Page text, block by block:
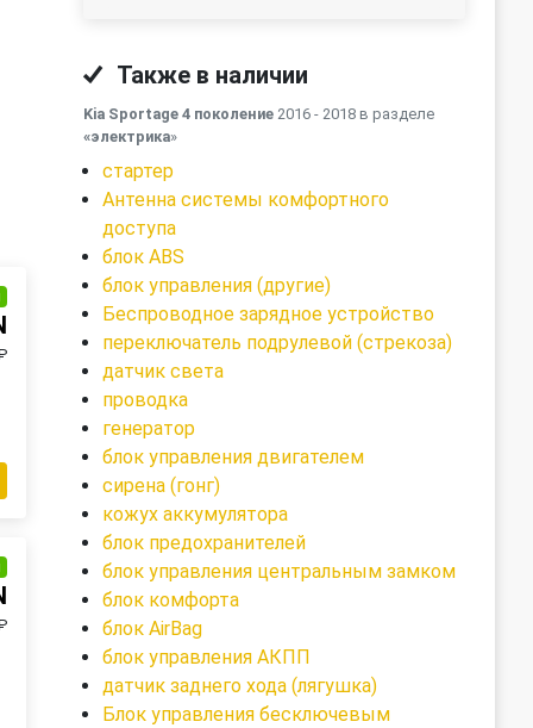
Также в наличии
Kia Sportage 4 поколение 2016 - 2018 в разделе
«электрика»
стартер
Антенна системы комфортного
доступа
блок ABS
блок управления (другие)
Беспроводное зарядное устройство
переключатель подрулевой (стрекоза)
датчик света
проводка
генератор
блок управления двигателем
сирена (гонг)
кожух аккумулятора
блок предохранителей
блок управления центральным замком
блок комфорта
блок AirBag
блок управления АКПП
датчик заднего хода (лягушка)
Блок управления бесключевым